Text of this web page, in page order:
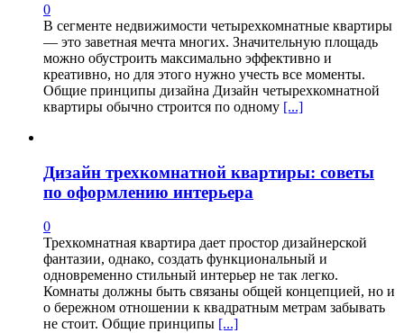
0
В сегменте недвижимости четырехкомнатные квартиры
— это заветная мечта многих. Значительную площадь
можно обустроить максимально эффективно и
креативно, но для этого нужно учесть все моменты.
Общие принципы дизайна Дизайн четырехкомнатной
квартиры обычно строится по одному [...]
Дизайн трехкомнатной квартиры: советы
по оформлению интерьера
0
Трехкомнатная квартира дает простор дизайнерской
фантазии, однако, создать функциональный и
одновременно стильный интерьер не так легко.
Комнаты должны быть связаны общей концепцией, но и
о бережном отношении к квадратным метрам забывать
не стоит. Общие принципы [...]